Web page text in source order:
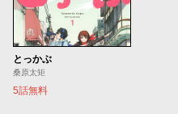
とっかぶ
桑原太矩
5話無料